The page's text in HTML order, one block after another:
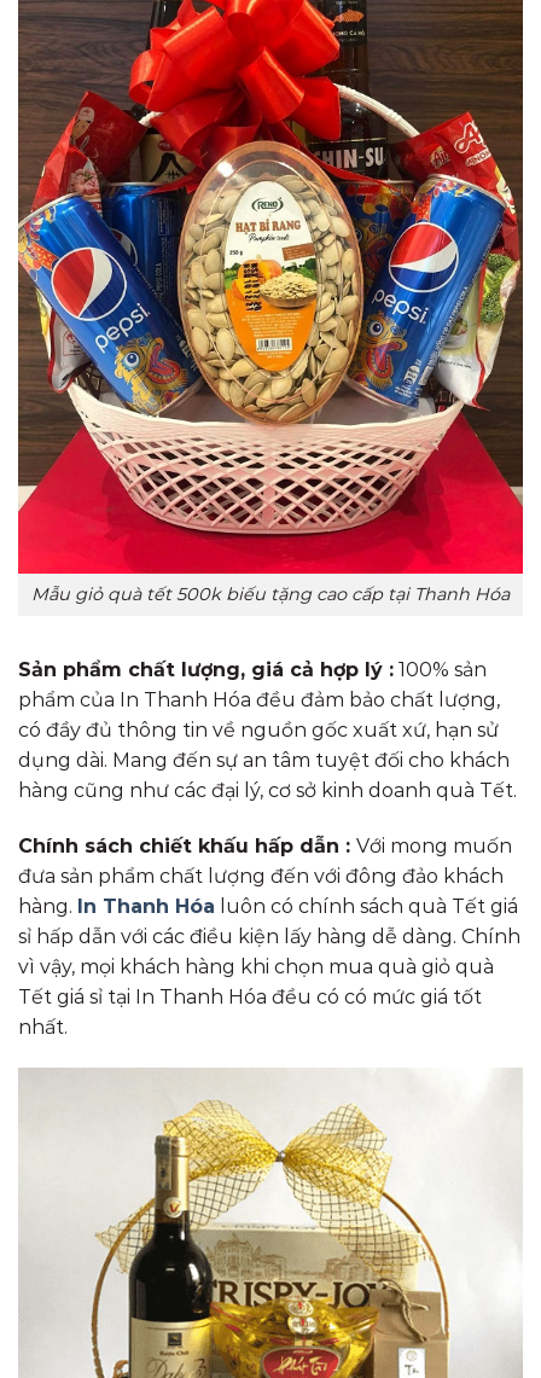
Mẫu giỏ quà tết 500k biếu tặng cao cấp tại Thanh Hóa
Sản phẩm chất lượng, giá cả hợp lý : 100% sản
phẩm của In Thanh Hóa đều đảm bảo chất lượng,
có đầy đủ thông tin về nguồn gốc xuất xứ, hạn sử
dụng dài. Mang đến sự an tâm tuyệt đối cho khách
hàng cũng như các đại lý, cơ sở kinh doanh quà Tết.
Chính sách chiết khấu hấp dẫn : Với mong muốn
đưa sản phẩm chất lượng đến với đông đảo khách
hàng. In Thanh Hóa luôn có chính sách quà Tết giá
sỉ hấp dẫn với các điều kiện lấy hàng dễ dàng. Chính
vì vậy, mọi khách hàng khi chọn mua quà giỏ quà
Tết giá sỉ tại In Thanh Hóa đều có có mức giá tốt
nhất.